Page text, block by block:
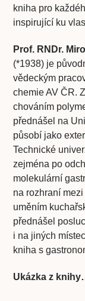
kniha pro
inspirující ku
Prof. RNDr.
(*1938) je
vědeckým
chemie AV ČR.
chováním
přednášel na
působí jako
Technické
zejména po
molekulární
na rozhraní
uměním
přednášel
i na jiných
kniha s
Ukázka z